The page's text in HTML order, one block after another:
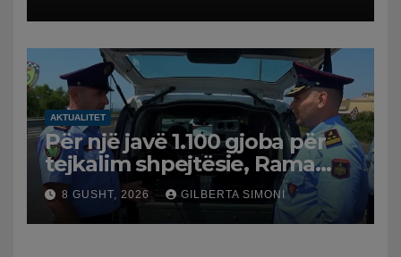
AKTUALITET
Për një javë 1.100 gjoba për
tejkalim shpejtësie, Rama
publikon videon: Kamerat e
trafikut së shpejti në
funksion
8 GUSHT, 2026 GILBERTA SIMONI